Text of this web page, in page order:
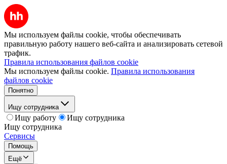
Мы используем файлы cookie, чтобы обеспечивать
правильную работу нашего веб-сайта и анализировать сетевой
трафик.
Правила использования файлов cookie
Мы используем файлы cookie. Правила использования
файлов cookie
Понятно
Ищу сотрудника
Ищу работу
Ищу сотрудника
Ищу сотрудника
Сервисы
Помощь
Ещё